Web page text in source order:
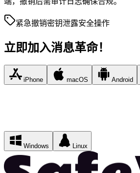
紧急撤销密钥泄露安全操作
立即加入消息革命！
iPhone macOS Android
Windows Linux